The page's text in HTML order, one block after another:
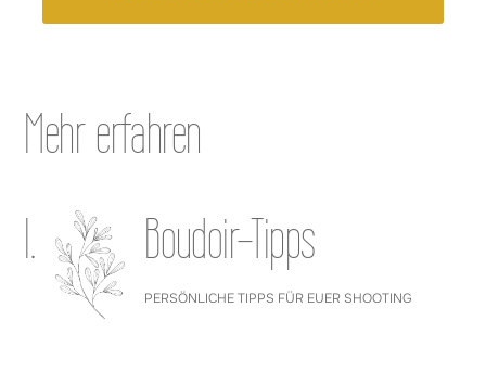
Mehr erfahren
I.
Boudoir-Tipps
PERSÖNLICHE TIPPS FÜR EUER SHOOTING